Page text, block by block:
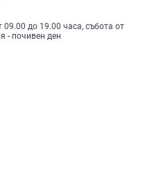
09.00 до 19.00 часа, събота от
- почивен ден